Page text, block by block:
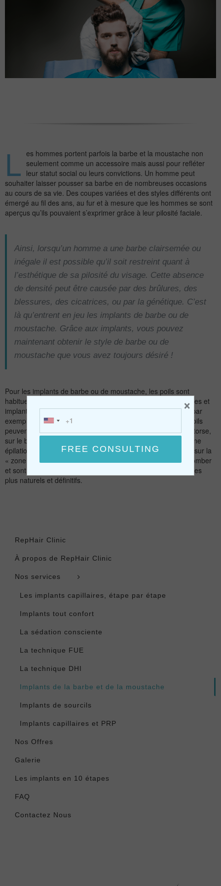
L es hommes portent parfois la barbe et la moustache non
seulement comme un accessoire mais aussi pour refléter
leur statut social ou leurs convictions. Un homme peut
souhaiter laisser pousser sa barbe en de nombreuses occasions
au cours de sa vie. Des coupes variées et des styles différents ont
émergé au fil des ans, au fur et à mesure que les hommes se sont
aperçus qu’ils pouvaient s’exprimer grâce à leur pilosité faciale.
Ainsi, lorsqu’un homme a une barbe clairsemée ou
inégale il est possible qu’il soit restreint quant à
l’esthétique de sa pilosité du visage. Cette absence
de densité peut être causée par des brûlures, des
blessures, des cicatrices, ou par la génétique. C’est
là qu’entrent en jeu les implants de barbe ou de
moustache. Grâce aux implants, vous pouvez
maintenant obtenir le style de barbe ou de
moustache que vous avez toujours désiré !
Pour les implants de barbe ou de moustache, les poils sont
habituellement prélevés sur la nuque ou au dessus des oreilles et
implantés sur la zone cible. Dans certains cas, si vous avez par
exemple un excès de poils inutiles sur d’autres zones, des poils
peuvent être prélevés sur la partie basse de la barbe, sur le torse,
sur le bas du dos etc. L’avantage est que cela produit ainsi une
épilation définitive sur ces zones ! Comme les poils prélevés sur la
« zone donneuse » n’ont pas la prédisposition naturelle de tomber
et sont vos propres poils, vous obtiendrez ainsi les résultats les
plus naturels et définitifs.
RepHair Clinic
À propos de RepHair Clinic
Nos services
Les implants capillaires, étape par étape
Implants tout confort
La sédation consciente
La technique FUE
La technique DHI
Implants de la barbe et de la moustache
Implants de sourcils
Implants capillaires et PRP
Nos Offres
Galerie
Les implants en 10 étapes
FAQ
Contactez Nous
×